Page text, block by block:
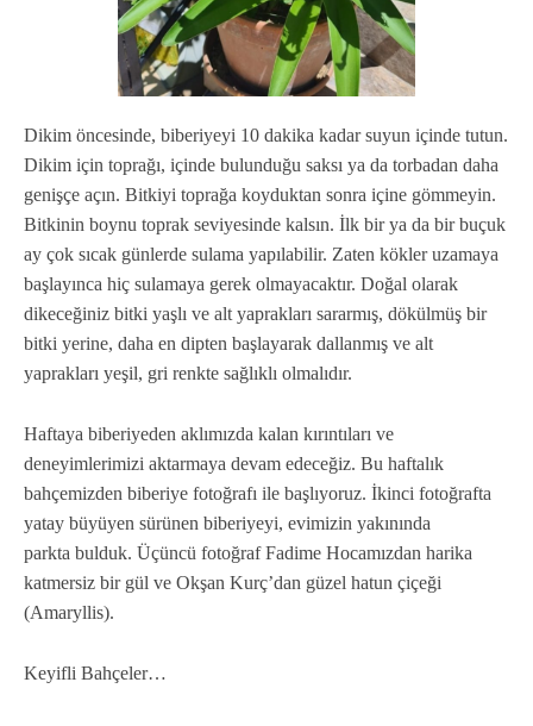
Dikim öncesinde, biberiyeyi 10 dakika kadar suyun içinde tutun.
Dikim için toprağı, içinde bulunduğu saksı ya da torbadan daha
genişçe açın. Bitkiyi toprağa koyduktan sonra içine gömmeyin.
Bitkinin boynu toprak seviyesinde kalsın. İlk bir ya da bir buçuk
ay çok sıcak günlerde sulama yapılabilir. Zaten kökler uzamaya
başlayınca hiç sulamaya gerek olmayacaktır. Doğal olarak
dikeceğiniz bitki yaşlı ve alt yaprakları sararmış, dökülmüş bir
bitki yerine, daha en dipten başlayarak dallanmış ve alt
yaprakları yeşil, gri renkte sağlıklı olmalıdır.
Haftaya biberiyeden aklımızda kalan kırıntıları ve
deneyimlerimizi aktarmaya devam edeceğiz. Bu haftalık
bahçemizden biberiye fotoğrafı ile başlıyoruz. İkinci fotoğrafta
yatay büyüyen sürünen biberiyeyi, evimizin yakınında
parkta bulduk. Üçüncü fotoğraf Fadime Hocamızdan harika
katmersiz bir gül ve Okşan Kurç’dan güzel hatun çiçeği
(Amaryllis).
Keyifli Bahçeler…